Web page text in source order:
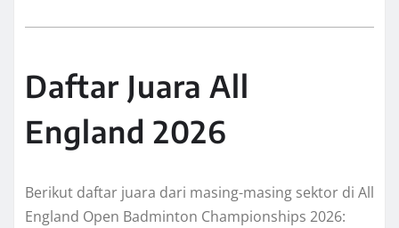
Daftar Juara All
England 2026
Berikut daftar juara dari masing-masing sektor di All
England Open Badminton Championships 2026: